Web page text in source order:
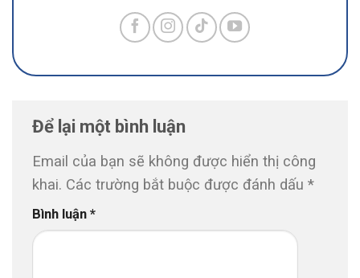
Để lại một bình luận
Email của bạn sẽ không được hiển thị công
khai. Các trường bắt buộc được đánh dấu *
Bình luận *